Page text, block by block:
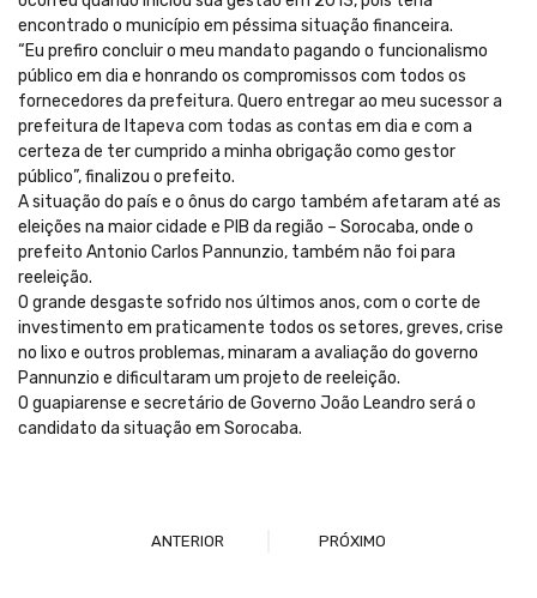
encontrado o município em péssima situação financeira.
“Eu prefiro concluir o meu mandato pagando o funcionalismo
público em dia e honrando os compromissos com todos os
fornecedores da prefeitura. Quero entregar ao meu sucessor a
prefeitura de Itapeva com todas as contas em dia e com a
certeza de ter cumprido a minha obrigação como gestor
público”, finalizou o prefeito.
A situação do país e o ônus do cargo também afetaram até as
eleições na maior cidade e PIB da região – Sorocaba, onde o
prefeito Antonio Carlos Pannunzio, também não foi para
reeleição.
O grande desgaste sofrido nos últimos anos, com o corte de
investimento em praticamente todos os setores, greves, crise
no lixo e outros problemas, minaram a avaliação do governo
Pannunzio e dificultaram um projeto de reeleição.
O guapiarense e secretário de Governo João Leandro será o
candidato da situação em Sorocaba.
ANTERIOR PRÓXIMO